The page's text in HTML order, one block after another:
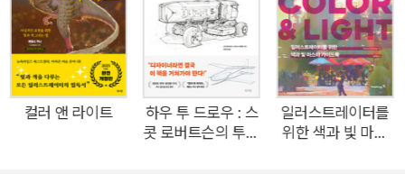
컬러 앤 라이트
하우 투 드로우 : 스
콧 로버트슨의 투시
일러스트레이터를
위한 색과 빛 마스